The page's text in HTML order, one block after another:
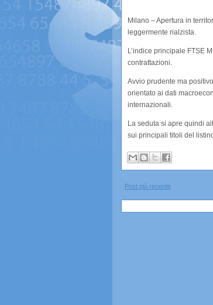
Milano – Apertura in
leggermente rialzista.
L’indice principale FTSE
contrattazioni.
Avvio prudente ma
orientato ai dati
internazionali.
La seduta si apre quindi
sui principali titoli del
Post più recente